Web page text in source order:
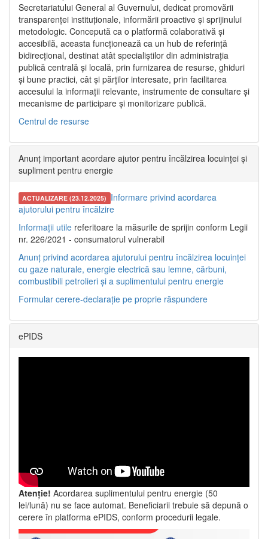
Secretariatului General al Guvernului, dedicat promovării
transparenței instituționale, informării proactive și sprijinului
metodologic. Concepută ca o platformă colaborativă și
accesibilă, aceasta funcționează ca un hub de referință
bidirecțional, destinat atât specialiștilor din administrația
publică centrală și locală, prin furnizarea de resurse, ghiduri
și bune practici, cât și părților interesate, prin facilitarea
accesului la informații relevante, instrumente de consultare și
mecanisme de participare și monitorizare publică.
Centrul de resurse
Anunț important acordare ajutor pentru încălzirea locuinței și
supliment pentru energie
ACTUALIZARE (23.12.2025) Informare privind acordarea
ajutorului pentru încălzire
Informații utile referitoare la măsurile de sprijin conform Legii
nr. 226/2021 - consumatorul vulnerabil
Anunț privind acordarea ajutorului pentru încălzirea locuinței
cu gaze naturale, energie electrică sau lemne, cărbuni,
combustibili petrolieri și a suplimentului pentru energie
Formular cerere-declarație pe proprie răspundere
ePIDS
Atenție! Acordarea suplimentului pentru energie (50
lei/lună) nu se face automat. Beneficiarii trebuie să depună o
cerere în platforma ePIDS, conform procedurii legale.